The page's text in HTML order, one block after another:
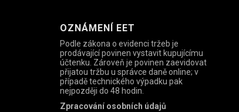
OZNÁMENÍ EET
Podle zákona o evidenci tržeb je
prodávající povinen vystavit kupujícímu
účtenku. Zároveň je povinen zaevidovat
přijatou tržbu u správce daně online; v
případě technického výpadku pak
nejpozději do 48 hodin.
Zpracování osobních údajů